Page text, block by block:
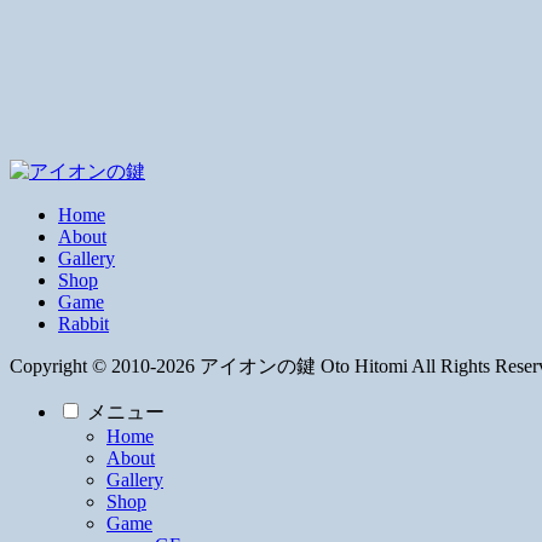
Home
About
Gallery
Shop
Game
Rabbit
Copyright © 2010-2026 アイオンの鍵 Oto Hitomi All Rights
メニュー
Home
About
Gallery
Shop
Game